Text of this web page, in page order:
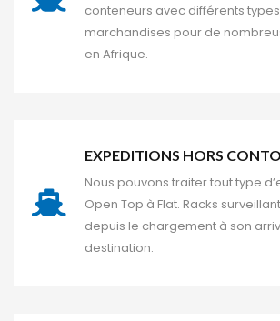
conteneurs avec différents
marchandises pour de
en Afrique.
EXPEDITIONS HORS
Nous pouvons traiter tout type
Open Top à Flat. Racks
depuis le chargement à son
destination.